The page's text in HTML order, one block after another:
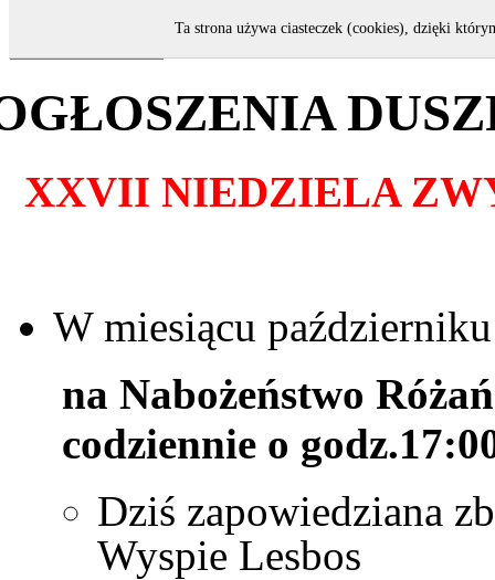
XXVII NIEDZIELA
W miesiącu
na Nabożeństwo
codziennie o
Dziś zapowiedziana
Wyspie Lesbos
Ta strona używa ciasteczek (cookies), dzięki